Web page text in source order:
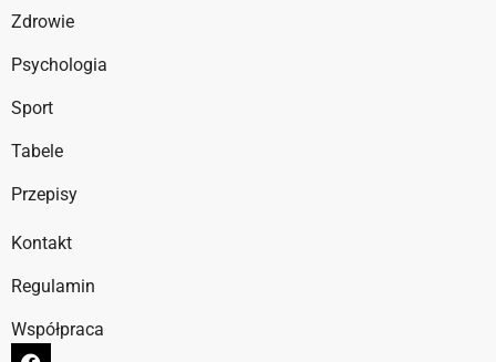
Zdrowie
Psychologia
Sport
Tabele
Przepisy
Kontakt
Regulamin
Współpraca